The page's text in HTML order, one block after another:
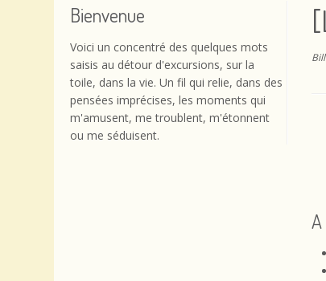
Bienvenue
Voici un concentré des quelques mots
saisis au détour d'excursions, sur la
toile, dans la vie. Un fil qui relie, dans des
pensées imprécises, les moments qui
m'amusent, me troublent, m'étonnent
ou me séduisent.